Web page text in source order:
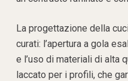
La progettazione della
curati: l’apertura a gola
e l’uso di materiali di alta
laccato per i profili, che